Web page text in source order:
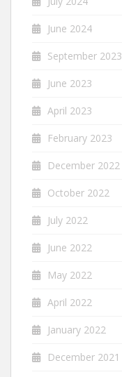
June 2024
September 2023
June 2023
April 2023
February 2023
December 2022
October 2022
July 2022
June 2022
May 2022
April 2022
January 2022
December 2021